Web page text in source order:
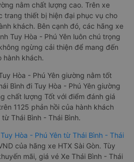
nằm chất lượng cao. Trên xe
trang thiết bị hiện đại phục vụ cho
khách. Bên cạnh đó, các hãng xe
Tuy Hòa - Phú Yên luôn chú trọng
ngừng cải thiện để mang đến
hành khách.
Hòa - Phú Yên giường nằm tốt
Bình đi Tuy Hòa - Phú Yên giường
chất lượng Tốt với điểm đánh giá
1125 phản hồi của hành khách
Thái Bình - Thái Bình.
Hòa - Phú Yên từ Thái Bình - Thái
của hãng xe HTX Sài Gòn. Tùy
mãi, giá vé Xe Thái Bình - Thái